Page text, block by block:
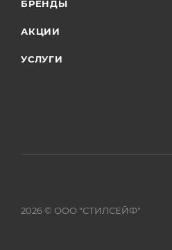
БРЕНДЫ
АКЦИИ
УСЛУГИ
2026 © ООО "СТИЛСЕЙФ"